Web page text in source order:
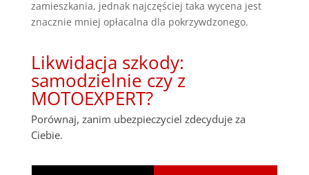
zamieszkania, jednak najczęściej taka wycena jest
znacznie mniej opłacalna dla pokrzywdzonego.
Likwidacja szkody:
samodzielnie czy z
MOTOEXPERT?
Porównaj, zanim ubezpieczyciel zdecyduje za
Ciebie.